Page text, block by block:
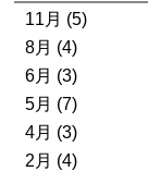
11月 (5)
8月 (4)
6月 (3)
5月 (7)
4月 (3)
2月 (4)